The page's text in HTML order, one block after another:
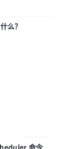
么？
命令行